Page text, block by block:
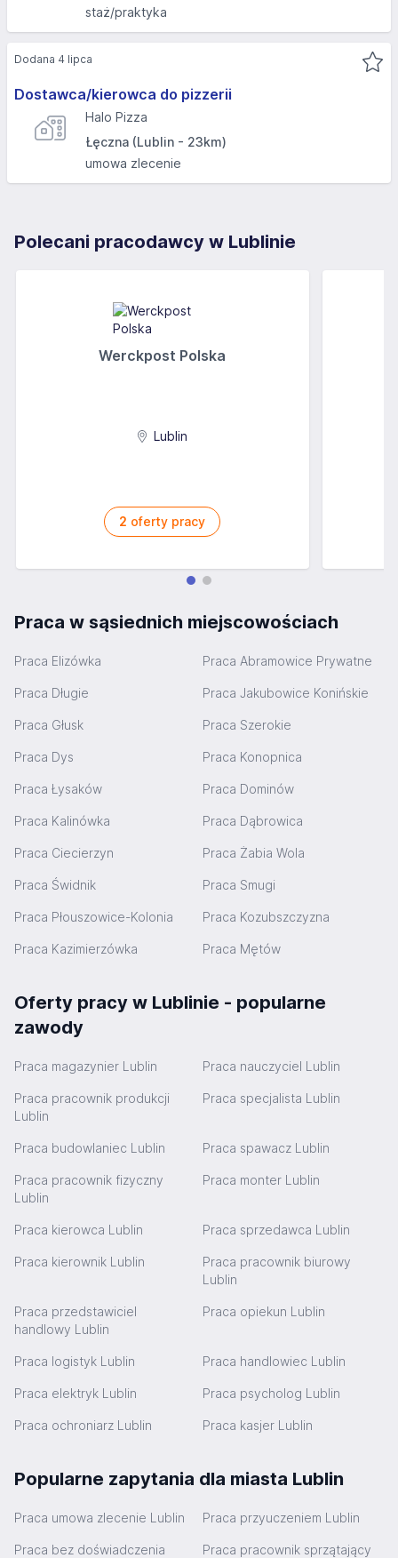
staż/praktyka
Dostawca/kierowca do pizzerii
Halo Pizza
Łęczna (Lublin - 23km)
umowa zlecenie
Dodana 4 lipca
Polecani pracodawcy w Lublinie
Werckpost Polska
Lublin
2 oferty pracy
Praca w sąsiednich miejscowościach
Praca Elizówka Praca Abramowice Prywatne
Praca Długie Praca Jakubowice Konińskie
Praca Głusk Praca Szerokie
Praca Dys Praca Konopnica
Praca Łysaków Praca Dominów
Praca Kalinówka Praca Dąbrowica
Praca Ciecierzyn Praca Żabia Wola
Praca Świdnik Praca Smugi
Praca Płouszowice-Kolonia Praca Kozubszczyzna
Praca Kazimierzówka Praca Mętów
Oferty pracy w Lublinie - popularne
zawody
Praca magazynier Lublin Praca nauczyciel Lublin
Praca pracownik produkcji
Lublin
Praca specjalista Lublin
Praca budowlaniec Lublin Praca spawacz Lublin
Praca pracownik fizyczny
Lublin
Praca monter Lublin
Praca kierowca Lublin Praca sprzedawca Lublin
Praca kierownik Lublin
Praca pracownik biurowy
Lublin
Praca przedstawiciel
handlowy Lublin
Praca opiekun Lublin
Praca logistyk Lublin Praca handlowiec Lublin
Praca elektryk Lublin Praca psycholog Lublin
Praca ochroniarz Lublin Praca kasjer Lublin
Popularne zapytania dla miasta Lublin
Praca umowa zlecenie Lublin Praca przyuczeniem Lublin
Praca bez doświadczenia
Praca pracownik sprzątający